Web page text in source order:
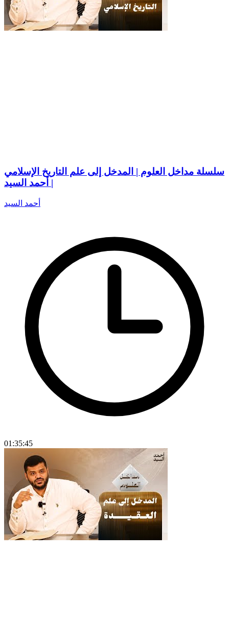
سلسلة مداخل العلوم | المدخل إلى علم التاريخ الإسلامي
| أحمد السيد
أحمد السيد
01:35:45